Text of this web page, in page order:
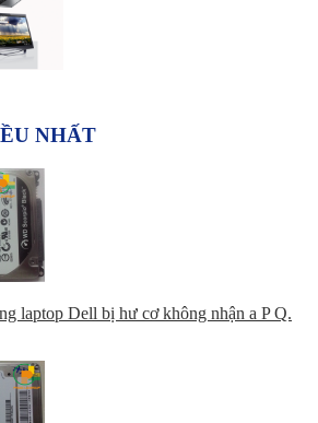
NHẤT
laptop Dell bị hư cơ không nhận a P Q.